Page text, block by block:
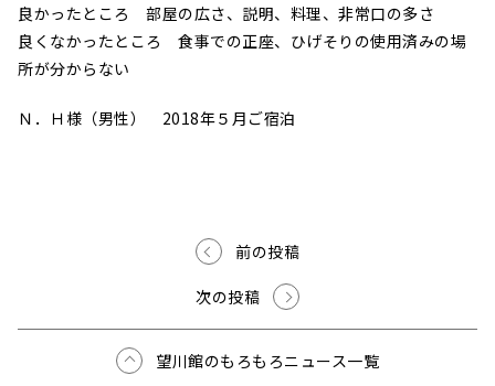
良かったところ 部屋の広さ、説明、料理、非常口の多さ
良くなかったところ 食事での正座、ひげそりの使用済みの場
所が分からない
Ｎ．Ｈ様（男性） 2018年５月ご宿泊
前の投稿
次の投稿
望川館のもろもろニュース一覧